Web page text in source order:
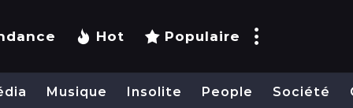
Hot Populaire
Musique Insolite People Société